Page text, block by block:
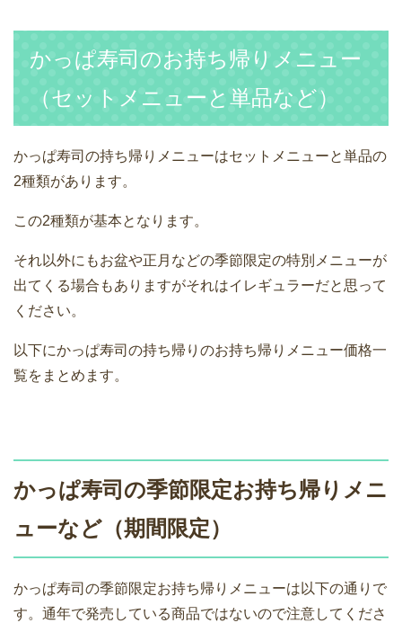
かっぱ寿司のお持ち帰りメニュー
（セットメニューと単品など）
かっぱ寿司の持ち帰りメニューはセットメニューと単品の
2種類があります。
この2種類が基本となります。
それ以外にもお盆や正月などの季節限定の特別メニューが
出てくる場合もありますがそれはイレギュラーだと思って
ください。
以下にかっぱ寿司の持ち帰りのお持ち帰りメニュー価格一
覧をまとめます。
かっぱ寿司の季節限定お持ち帰りメニ
ューなど（期間限定）
かっぱ寿司の季節限定お持ち帰りメニューは以下の通りで
す。通年で発売している商品ではないので注意してくださ